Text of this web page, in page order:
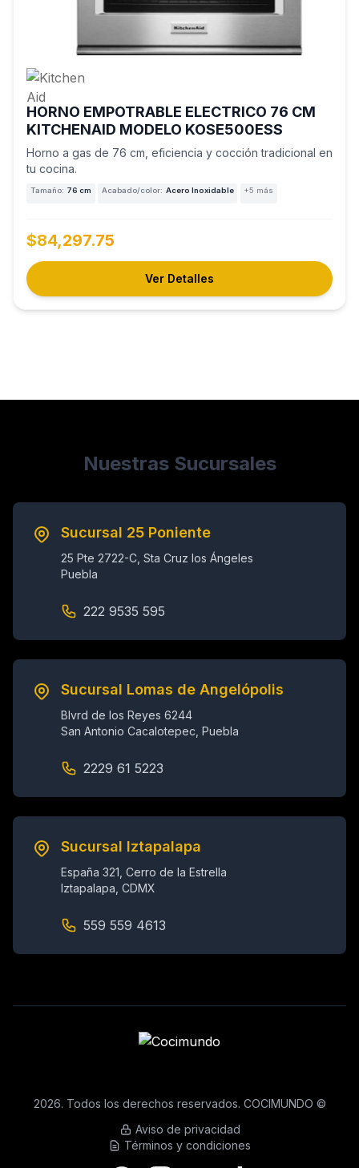
HORNO EMPOTRABLE ELECTRICO 76 CM
KITCHENAID MODELO KOSE500ESS
Horno a gas de 76 cm, eficiencia y cocción tradicional en
tu cocina.
Tamaño: 76 cm Acabado/color: Acero Inoxidable +5 más
$84,297.75
Ver Detalles
Nuestras Sucursales
Sucursal 25 Poniente
25 Pte 2722-C, Sta Cruz los Ángeles
Puebla
222 9535 595
Sucursal Lomas de Angelópolis
Blvrd de los Reyes 6244
San Antonio Cacalotepec, Puebla
2229 61 5223
Sucursal Iztapalapa
España 321, Cerro de la Estrella
Iztapalapa, CDMX
559 559 4613
2026. Todos los derechos reservados. COCIMUNDO ©
Aviso de privacidad
Términos y condiciones